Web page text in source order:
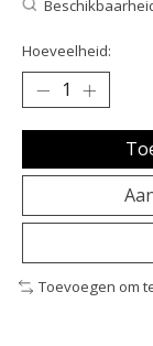
Hoeveelheid:
Toevoegen om